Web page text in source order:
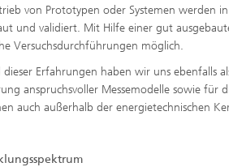
von Prototypen oder Systemen werden
und validiert. Mit Hilfe einer gut
Versuchsdurchführungen möglich.
dieser Erfahrungen haben wir uns ebenfalls
anspruchsvoller Messemodelle sowie für
auch außerhalb der energietechnischen